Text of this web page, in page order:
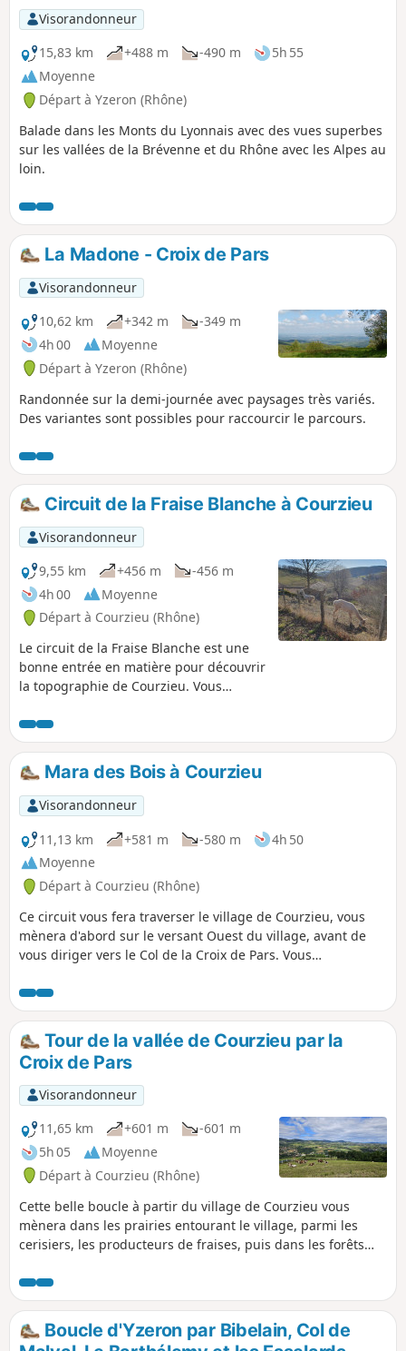
Visorandonneur
15,83 km
+488 m -490 m
5h 55
Moyenne
Départ à Yzeron (Rhône)
Balade dans les Monts du Lyonnais avec des vues superbes
sur les vallées de la Brévenne et du Rhône avec les Alpes au
loin.
La Madone - Croix de Pars
Visorandonneur
10,62 km
+342 m
-349 m
4h 00
Moyenne
Départ à Yzeron (Rhône)
Randonnée sur la demi-journée avec paysages très variés.
Des variantes sont possibles pour raccourcir le parcours.
Circuit de la Fraise Blanche à Courzieu
Visorandonneur
9,55 km
+456 m
-456 m
4h 00
Moyenne
Départ à Courzieu (Rhône)
Le circuit de la Fraise Blanche est une
bonne entrée en matière pour découvrir
la topographie de Courzieu. Vous
depuis le hameau de Sottizon puis,
après une partie agréable sur les
crêtes, vous redescendrez dans le
village en passant par le hameau de
Lafont.
Mara des Bois à Courzieu
Visorandonneur
11,13 km
+581 m -580 m
4h 50
Moyenne
Départ à Courzieu (Rhône)
Ce circuit vous fera traverser le village de Courzieu, vous
mènera d'abord sur le versant Ouest du village, avant de
vous diriger vers le Col de la Croix de Pars. Vous
aérienne.
Tour de la vallée de Courzieu par la
Croix de Pars
Visorandonneur
11,65 km
+601 m
-601 m
5h 05
Moyenne
Départ à Courzieu (Rhône)
Cette belle boucle à partir du village de Courzieu vous
mènera dans les prairies entourant le village, parmi les
cerisiers, les producteurs de fraises, puis dans les forêts
jolis hameaux du Biternay et de Lafont. Le circuit emprunte
peu de routes et s'effectue souvent sur des sentiers
ombragés.
Boucle d'Yzeron par Bibelain, Col de